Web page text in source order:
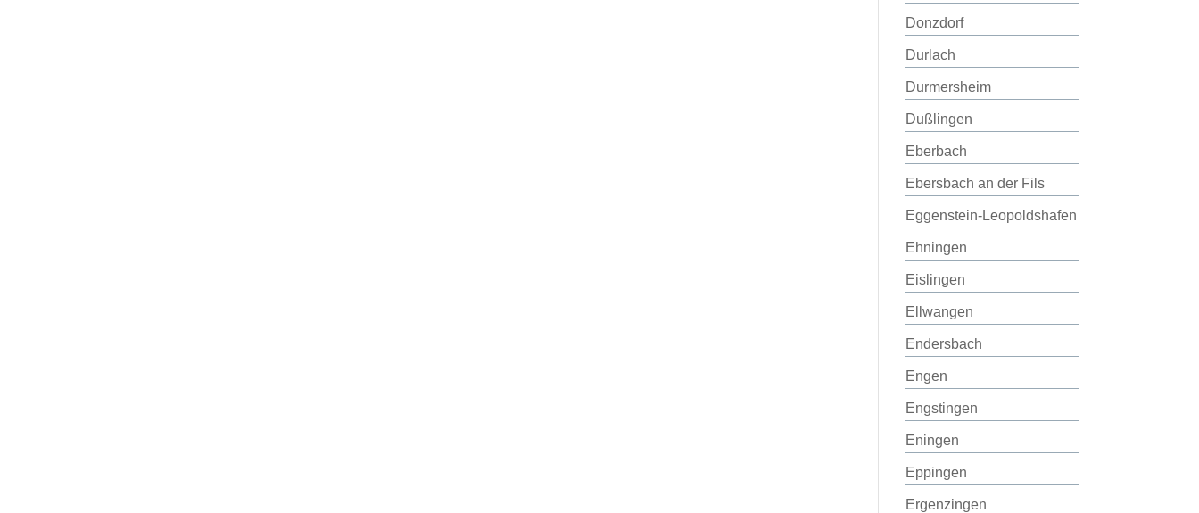
Donzdorf
Durlach
Durmersheim
Dußlingen
Eberbach
Ebersbach an der Fils
Eggenstein-Leopoldshafen
Ehningen
Eislingen
Ellwangen
Endersbach
Engen
Engstingen
Eningen
Eppingen
Ergenzingen